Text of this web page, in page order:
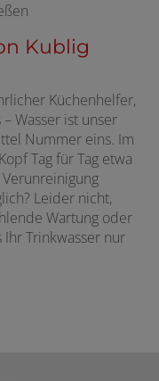
Kublig
Küchenhelfer,
Wasser ist unser
Nummer eins. Im
Tag für Tag etwa
Leider nicht,
Wartung oder
Ihr Trinkwasser nur